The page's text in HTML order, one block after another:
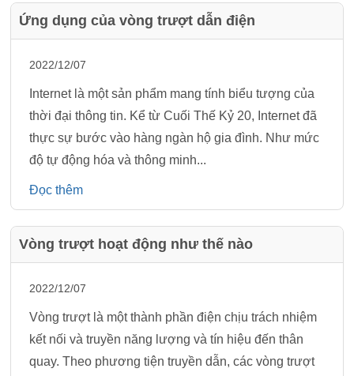
Ứng dụng của vòng trượt dẫn điện
2022/12/07
Internet là một sản phẩm mang tính biểu tượng của
thời đại thông tin. Kể từ Cuối Thế Kỷ 20, Internet đã
thực sự bước vào hàng ngàn hộ gia đình. Như mức
độ tự động hóa và thông minh...
Đọc thêm
Vòng trượt hoạt động như thế nào
2022/12/07
Vòng trượt là một thành phần điện chịu trách nhiệm
kết nối và truyền năng lượng và tín hiệu đến thân
quay. Theo phương tiện truyền dẫn, các vòng trượt